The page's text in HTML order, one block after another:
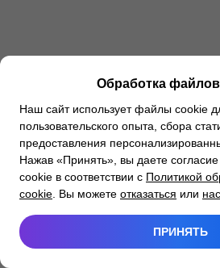
Обработка
Наш сайт использует файлы cookie
пользовательского опыта, сбора
предоставления
Нажав «Принять», вы даете
cookie в соответствии с Политикой
cookie . Вы можете отказаться или
ПРИНЯТЬ